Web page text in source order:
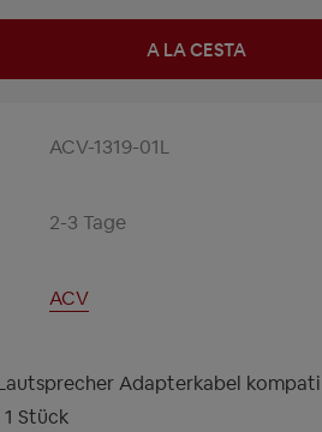
Introduce el valor
A LA CESTA
ACV-1319-01L
2-3 Tage
ACV
Lautsprecher Adapterkabel
Stück